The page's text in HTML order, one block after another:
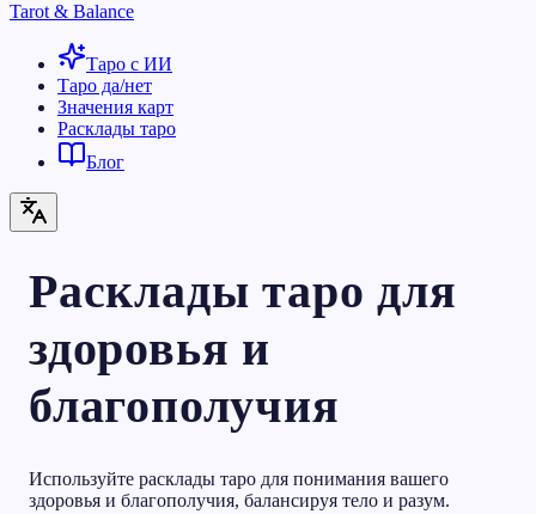
Tarot & Balance
Таро с ИИ
Таро да/нет
Значения карт
Расклады таро
Блог
Расклады таро для
здоровья и
благополучия
Используйте расклады таро для понимания вашего
здоровья и благополучия, балансируя тело и разум.